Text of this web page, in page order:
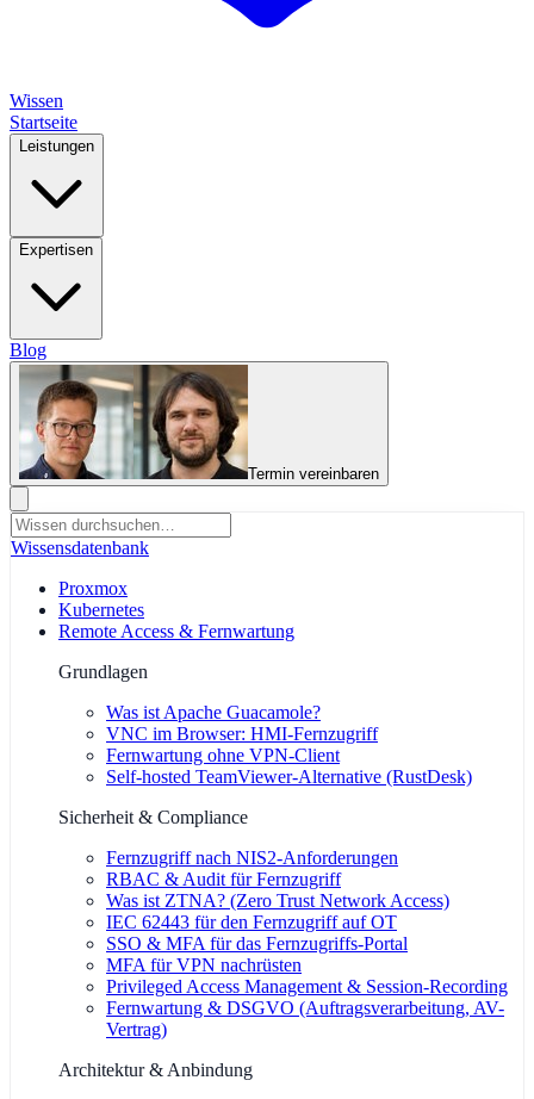
Wissen
Startseite
Leistungen
Expertisen
Blog
Termin vereinbaren
Wissensdatenbank
Proxmox
Kubernetes
Remote Access & Fernwartung
Grundlagen
Was ist Apache Guacamole?
VNC im Browser: HMI-Fernzugriff
Fernwartung ohne VPN-Client
Self-hosted TeamViewer-Alternative (RustDesk)
Sicherheit & Compliance
Fernzugriff nach NIS2-Anforderungen
RBAC & Audit für Fernzugriff
Was ist ZTNA? (Zero Trust Network Access)
IEC 62443 für den Fernzugriff auf OT
SSO & MFA für das Fernzugriffs-Portal
MFA für VPN nachrüsten
Privileged Access Management & Session-Recording
Fernwartung & DSGVO (Auftragsverarbeitung, AV-
Vertrag)
Architektur & Anbindung